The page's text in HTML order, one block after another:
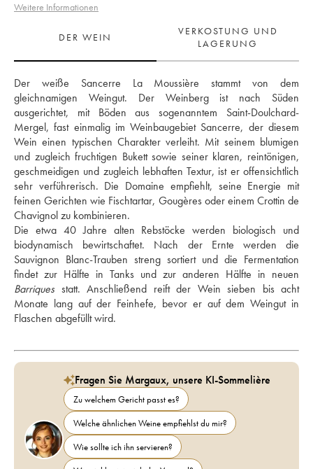
Weitere Informationen
DER WEIN
VERKOSTUNG UND
LAGERUNG
Der weiße Sancerre La Moussière stammt von dem
gleichnamigen Weingut. Der Weinberg ist nach Süden
ausgerichtet, mit Böden aus sogenanntem Saint-Doulchard-
Mergel, fast einmalig im Weinbaugebiet Sancerre, der diesem
Wein einen typischen Charakter verleiht. Mit seinem blumigen
und zugleich fruchtigen Bukett sowie seiner klaren, reintönigen,
geschmeidigen und zugleich lebhaften Textur, ist er offensichtlich
sehr verführerisch. Die Domaine empfiehlt, seine Energie mit
feinen Gerichten wie Fischtartar, Gougères oder einem Crottin de
Chavignol zu kombinieren.
Die etwa 40 Jahre alten Rebstöcke werden biologisch und
biodynamisch bewirtschaftet. Nach der Ernte werden die
Sauvignon Blanc-Trauben streng sortiert und die Fermentation
Barriques statt. Anschließend reift der Wein sieben bis acht
Monate lang auf der Feinhefe, bevor er auf dem Weingut in
Flaschen abgefüllt wird.
Fragen Sie Margaux, unsere KI-Sommelière
Zu welchem Gericht passt es?
Welche ähnlichen Weine empfiehlst du mir?
Wie sollte ich ihn servieren?